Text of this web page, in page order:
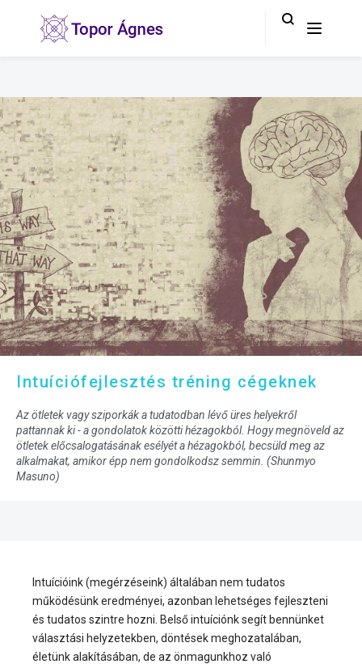
Intuíciófejlesztés tréning cégeknek
Az ötletek vagy sziporkák a tudatodban lévő üres helyekről
pattannak ki - a gondolatok közötti hézagokból. Hogy megnöveld az
ötletek előcsalogatásának esélyét a hézagokból, becsüld meg az
alkalmakat, amikor épp nem gondolkodsz semmin. (Shunmyo
Masuno)
Intuícióink (megérzéseink) általában nem tudatos
működésünk eredményei, azonban lehetséges fejleszteni
és tudatos szintre hozni. Belső intuíciónk segít bennünket
választási helyzetekben, döntések meghozatalában,
életünk alakításában, de az önmagunkhoz való